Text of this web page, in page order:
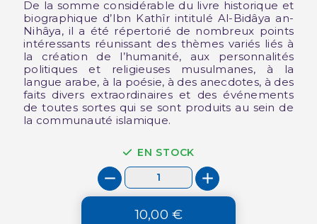
De la somme considérable du livre historique et
biographique d’Ibn Kathîr intitulé Al-Bidâya an-
Nihâya, il a été répertorié de nombreux points
intéressants réunissant des thèmes variés liés à
la création de l’humanité, aux personnalités
politiques et religieuses musulmanes, à la
langue arabe, à la poésie, à des anecdotes, à des
faits divers extraordinaires et des événements
de toutes sortes qui se sont produits au sein de
la communauté islamique.
EN STOCK
10,00 €